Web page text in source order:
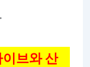
브와 산